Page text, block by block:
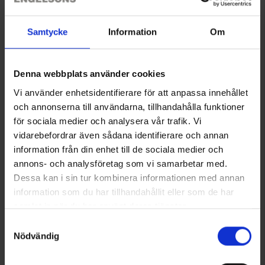
Samtycke Information Om
Denna webbplats använder cookies
Vi använder enhetsidentifierare för att anpassa innehållet
och annonserna till användarna, tillhandahålla funktioner
för sociala medier och analysera vår trafik. Vi
vidarebefordrar även sådana identifierare och annan
information från din enhet till de sociala medier och
annons- och analysföretag som vi samarbetar med.
Dessa kan i sin tur kombinera informationen med annan
information som du har tillhandahållit eller som de har
samlat in när du har använt deras tjänster.
Nödvändig
OrganoTex BioCare Sport
Textile Wash
149 kr
OrganoTex Spray-On Textile
Waterproofing
199 kr
Liknande produkter